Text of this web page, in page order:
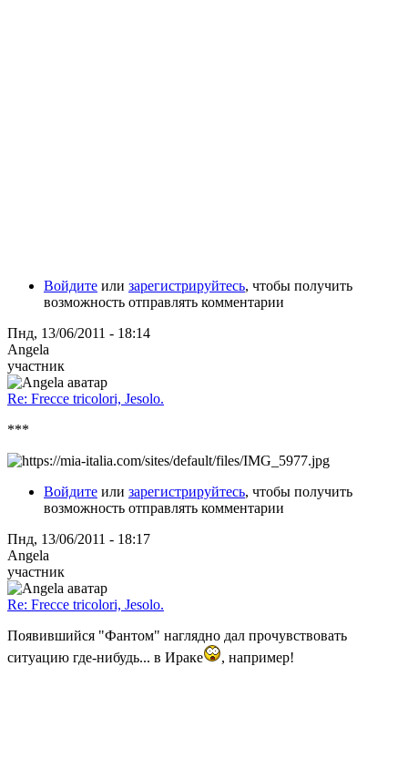
Войдите или зарегистрируйтесь, чтобы получить
возможность отправлять комментарии
Пнд, 13/06/2011 - 18:14
Angela
участник
Re: Frecce tricolori, Jesolo.
***
Войдите или зарегистрируйтесь, чтобы получить
возможность отправлять комментарии
Пнд, 13/06/2011 - 18:17
Angela
участник
Re: Frecce tricolori, Jesolo.
Появившийся "Фантом" наглядно дал прочувствовать
ситуацию где-нибудь... в Ираке
, например!